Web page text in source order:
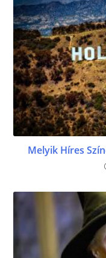
Melyik Híres